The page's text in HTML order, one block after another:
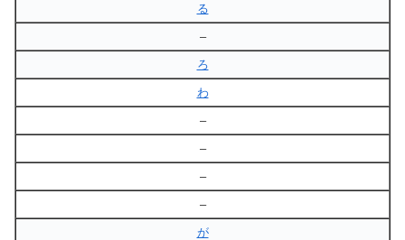
る
–
ろ
わ
–
–
–
–
が